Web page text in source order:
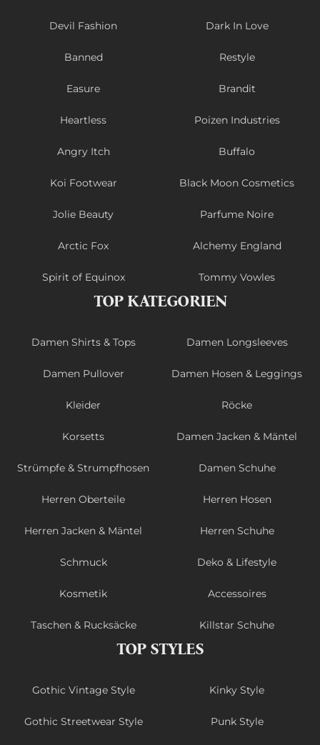
Devil Fashion Dark In Love
Banned Restyle
Easure Brandit
Heartless Poizen Industries
Angry Itch Buffalo
Koi Footwear Black Moon Cosmetics
Jolie Beauty Parfume Noire
Arctic Fox Alchemy England
Spirit of Equinox Tommy Vowles
TOP KATEGORIEN
Damen Shirts & Tops Damen Longsleeves
Damen Pullover Damen Hosen & Leggings
Kleider Röcke
Korsetts Damen Jacken & Mäntel
Strümpfe & Strumpfhosen Damen Schuhe
Herren Oberteile Herren Hosen
Herren Jacken & Mäntel Herren Schuhe
Schmuck Deko & Lifestyle
Kosmetik Accessoires
Taschen & Rucksäcke Killstar Schuhe
TOP STYLES
Gothic Vintage Style Kinky Style
Gothic Streetwear Style Punk Style